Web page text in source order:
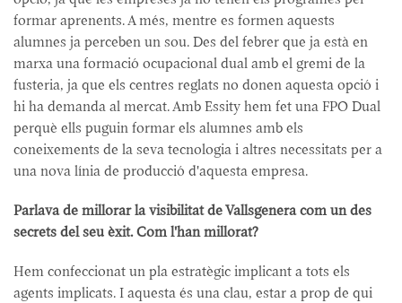
formar aprenents. A més, mentre es formen aquests
alumnes ja perceben un sou. Des del febrer que ja està en
marxa una formació ocupacional dual amb el gremi de la
fusteria, ja que els centres reglats no donen aquesta opció i
hi ha demanda al mercat. Amb Essity hem fet una FPO Dual
perquè ells puguin formar els alumnes amb els
coneixements de la seva tecnologia i altres necessitats per a
una nova línia de producció d'aquesta empresa.
Parlava de millorar la visibilitat de Vallsgenera com un des
secrets del seu èxit. Com l'han millorat?
Hem confeccionat un pla estratègic implicant a tots els
agents implicats. I aquesta és una clau, estar a prop de qui